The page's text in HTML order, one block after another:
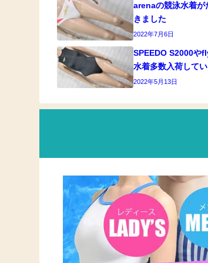
arenaの競泳水着が
きました
2022年7月6日
SPEEDO S2000や
水着多数入荷して
2022年5月13日